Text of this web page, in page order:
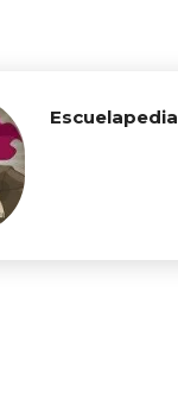
Escuelapedia